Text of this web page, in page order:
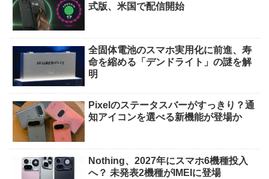
式版、米国で配信開始
全固体電池のスマホ実用化に前進、寿
命を縮める「デンドライト」の謎を解
明
Pixelのステータスバーがすっきり？通
知アイコンを選べる新機能が登場か
Nothing、2027年にスマホ6機種投入
へ？ 未発表2機種がIMEIに登場